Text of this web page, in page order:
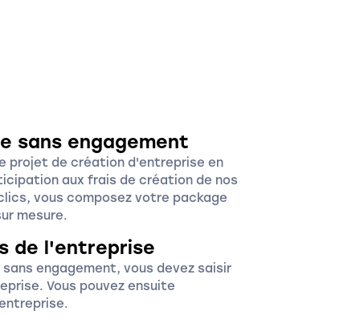
sans engagement
projet de création d'entreprise en
aux frais de création de nos
vous composez votre package
mesure.
de l'entreprise
engagement, vous devez saisir
Vous pouvez ensuite